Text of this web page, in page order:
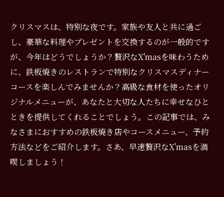
クリスマスは、特別な夜です。家族や友人と共に過ご
し、豪華な料理やプレゼントを交換するのが一般的です
が、今年はどうでしょうか？贅沢なX'masを味わうため
に、鉄板焼きのレストランで特別なクリスマスディナー
コースを楽しんでみませんか？高級な食材を使ったオリ
ジナルメニューが、あなたと大切な人たちに幸せなひと
ときを提供してくれることでしょう。この記事では、み
なさまにおすすめの鉄板焼き店やコースメニュー、予約
方法などをご紹介します。さあ、早速贅沢なX'masを満
喫しましょう！